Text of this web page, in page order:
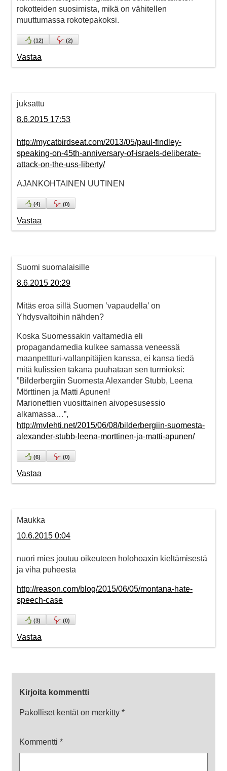
rokotteiden suosimista, mikä on vähitellen
muuttumassa rokotepakoksi.
(12) (2)
Vastaa
juksattu
8.6.2015 17:53
http://mycatbirdseat.com/2013/05/paul-findley-
speaking-on-45th-anniversary-of-israels-deliberate-
attack-on-the-uss-liberty/
AJANKOHTAINEN UUTINEN
(4) (0)
Vastaa
Suomi suomalaisille
8.6.2015 20:29
Mitäs eroa sillä Suomen ’vapaudella’ on
Yhdysvaltoihin nähden?
Koska Suomessakin valtamedia eli
propagandamedia kulkee samassa veneessä
maanpettturi-vallanpitäjien kanssa, ei kansa tiedä
mitä kulissien takana puuhataan sen turmioksi:
”Bilderbergiin Suomesta Alexander Stubb, Leena
Mörttinen ja Matti Apunen!
Marionettien vuosittainen aivopesusessio
alkamassa…”,
http://mvlehti.net/2015/06/08/bilderbergiin-suomesta-
alexander-stubb-leena-morttinen-ja-matti-apunen/
(6) (0)
Vastaa
Maukka
10.6.2015 0:04
nuori mies joutuu oikeuteen holohoaxin kieltämisestä
ja viha puheesta
http://reason.com/blog/2015/06/05/montana-hate-
speech-case
(3) (0)
Vastaa
Kirjoita kommentti
Pakolliset kentät on merkitty *
Kommentti *